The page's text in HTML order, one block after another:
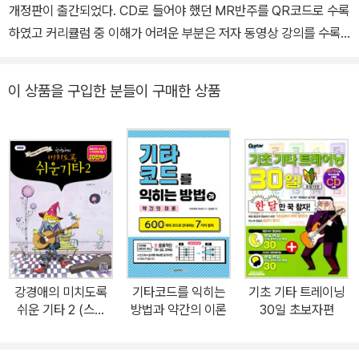
개정판이 출간되었다. CD로 들어야 했던 MR반주를 QR코드로 수록
하였고 커리큘럼 중 이해가 어려운 부분은 저자 동영상 강의를 수록
을 추가하여 152p에서 164p로 늘려 출간하였다. ‘미치도록 쉬운 기
디 연주법이 수록되어 한 권으로 기타의 기초를 마스터 할 수 있다. 초
보자의 눈높이에 맞추어 리듬의 장르별 구성이 아닌 비트의 수와 코
드의 난이도에 초점을 맞추어 커리큘럼을 구성하여 기타를 쉽게 배우
고 연주하고 싶은 사람들에게 아주 적합하다.
이 상품을 구입한 분들이 구매한 상품
강경애의 미치도록
쉬운 기타 2 (스프
기타코드를 익히는
방법과 약간의 이론
기초 기타 트레이닝
30일 초보자편